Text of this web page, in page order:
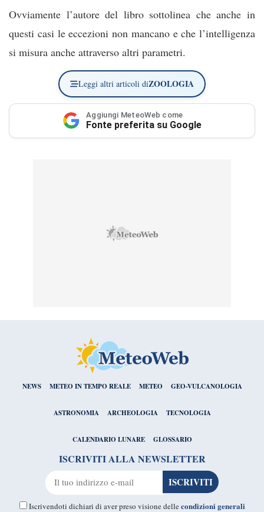
Ovviamente l’autore del libro sottolinea che anche in
questi casi le eccezioni non mancano e che l’intelligenza
si misura anche attraverso altri parametri.
Leggi altri articoli diZOOLOGIA
Aggiungi MeteoWeb come
Fonte preferita su Google
NEWS METEO IN TEMPO REALE METEO GEO-VULCANOLOGIA
ASTRONOMIA ARCHEOLOGIA TECNOLOGIA
CALENDARIO LUNARE GLOSSARIO
ISCRIVITI ALLA NEWSLETTER
Iscrivendoti dichiari di aver preso visione dellecondizioni generali